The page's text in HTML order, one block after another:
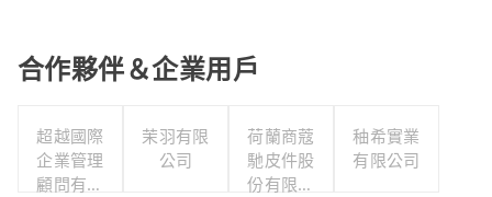
合作夥伴＆企業用戶
超越國際
企業管理
顧問有限
茉羽有限
公司
荷蘭商蔻
馳皮件股
份有限公
秞希實業
有限公司